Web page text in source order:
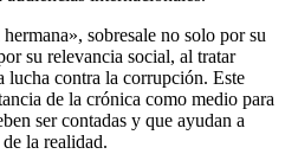
sobresale no solo por su
su relevancia social, al tratar
lucha contra la corrupción. Este
de la crónica como medio para
ser contadas y que ayudan a
la realidad.